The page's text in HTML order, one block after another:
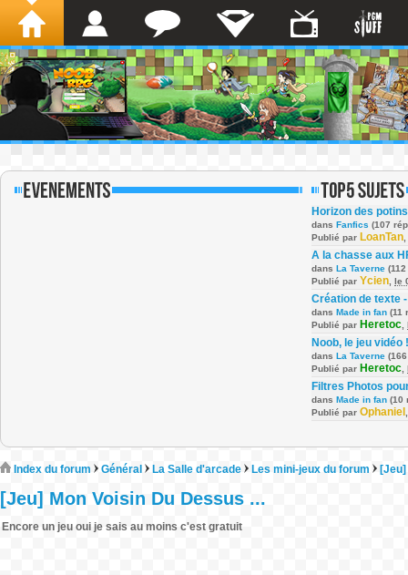
Horizon des potins
dans Fanfics (107
Publié par LoanTan
A la chasse aux
dans La Taverne
Publié par Ycien le
Création de texte
dans Made in fan (11
Publié par Heretoc
Noob, le jeu vidéo !
dans La Taverne
Publié par Heretoc
Filtres Photos
dans Made in fan (10
Publié par Ophaniel
Index du forum Général La Salle d'arcade Les mini-jeux du forum
[Jeu] Mon Voisin Du Dessus ...
Encore un jeu oui je sais au moins c'est gratuit